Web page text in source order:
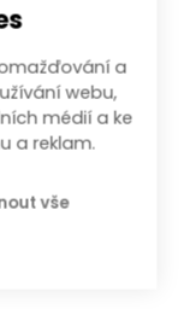
průřezu
použití. 4-
jsou
spotřebič o
je cívka velmi
a
webu,
médií a ke
a reklam.
vše